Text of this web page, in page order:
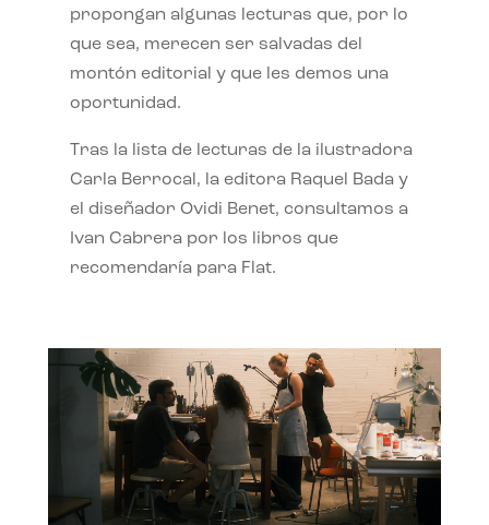
propongan algunas lecturas que, por lo
que sea, merecen ser salvadas del
montón editorial y que les demos una
oportunidad.
Tras la lista de lecturas de la ilustradora
Carla Berrocal, la editora Raquel Bada y
el diseñador Ovidi Benet, consultamos a
Ivan Cabrera por los libros que
recomendaría para Flat.